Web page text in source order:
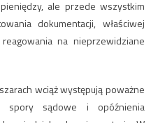
ale przede wszystkim
dokumentacji, właściwej
na nieprzewidziane
wciąż występują poważne
spory sądowe i opóźnienia